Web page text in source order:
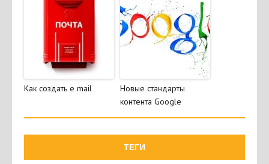
Как создать e mail
Новые стандарты
контента Google
ТЕГИ